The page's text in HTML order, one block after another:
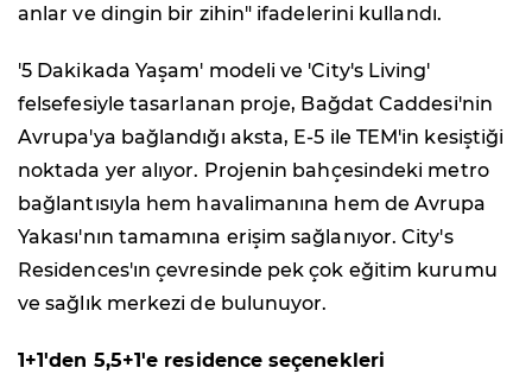
anlar ve dingin bir zihin" ifadelerini kullandı.
'5 Dakikada Yaşam' modeli ve 'City's Living'
felsefesiyle tasarlanan proje, Bağdat Caddesi'nin
Avrupa'ya bağlandığı aksta, E-5 ile TEM'in kesiştiği
noktada yer alıyor. Projenin bahçesindeki metro
bağlantısıyla hem havalimanına hem de Avrupa
Yakası'nın tamamına erişim sağlanıyor. City's
Residences'ın çevresinde pek çok eğitim kurumu
ve sağlık merkezi de bulunuyor.
1+1'den 5,5+1'e residence seçenekleri